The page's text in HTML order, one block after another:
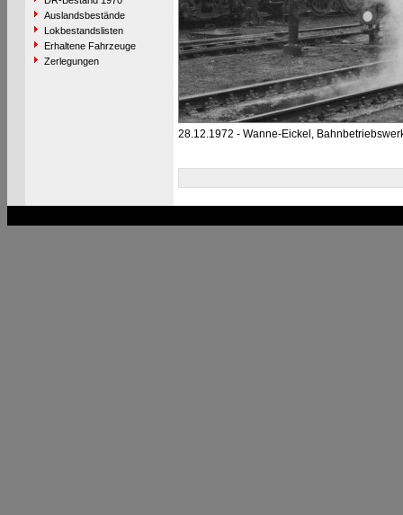
Auslandsbestände
Lokbestandslisten
Erhaltene Fahrzeuge
Zerlegungen
28.12.1972 - Wanne-Eickel,